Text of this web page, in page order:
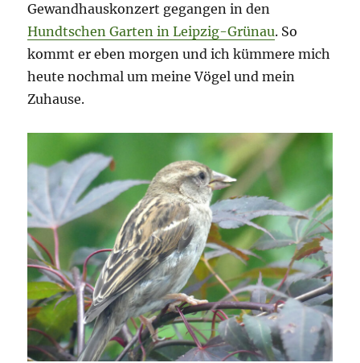
Gewandhauskonzert gegangen in den
Hundtschen Garten in Leipzig-Grünau. So
kommt er eben morgen und ich kümmere mich
heute nochmal um meine Vögel und mein
Zuhause.